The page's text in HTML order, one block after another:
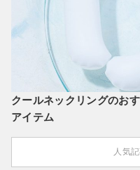
クールネックリングのお
アイテム
人気